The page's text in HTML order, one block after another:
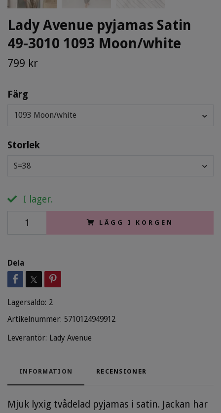
Lady Avenue pyjamas Satin
49-3010 1093 Moon/white
799 kr
Färg
1093 Moon/white
Storlek
S=38
I lager.
LÄGG I KORGEN
Dela
Lagersaldo: 2
Artikelnummer: 5710124949912
Leverantör: Lady Avenue
INFORMATION RECENSIONER
Mjuk lyxig tvådelad pyjamas i satin. Jackan har